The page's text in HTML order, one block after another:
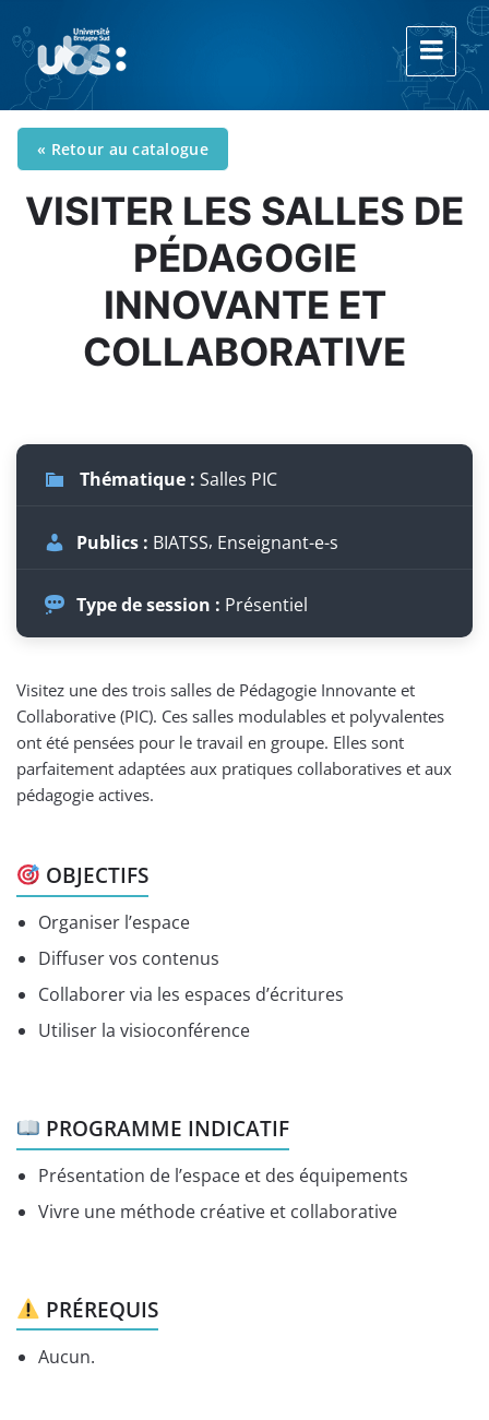
« Retour au catalogue
VISITER LES SALLES DE
PÉDAGOGIE
INNOVANTE ET
COLLABORATIVE
Thématique : Salles PIC
Publics : BIATSS Enseignant-e-s
Type de session : Présentiel
Visitez une des trois salles de Pédagogie Innovante et
Collaborative (PIC). Ces salles modulables et polyvalentes
ont été pensées pour le travail en groupe. Elles sont
parfaitement adaptées aux pratiques collaboratives et aux
pédagogie actives.
OBJECTIFS
Organiser l’espace
Diffuser vos contenus
Collaborer via les espaces d’écritures
Utiliser la visioconférence
PROGRAMME INDICATIF
Présentation de l’espace et des équipements
Vivre une méthode créative et collaborative
PRÉREQUIS
Aucun.